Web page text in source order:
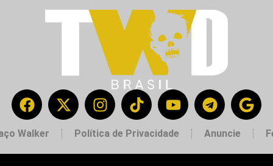
Walker Política de Privacidade Anuncie